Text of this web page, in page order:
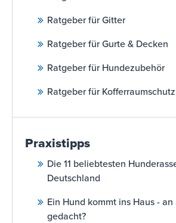
Ratgeber für Gitter
Ratgeber für Gurte & Decken
Ratgeber für Hundezubehör
Ratgeber für Kofferraumschutz
Praxistipps
Die 11 beliebtesten
Deutschland
Ein Hund kommt ins Haus - an
gedacht?